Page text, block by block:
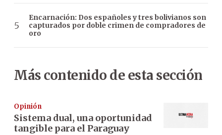
Encarnación: Dos españoles y tres bolivianos son
capturados por doble crimen de compradores de
oro
Más contenido de esta sección
Opinión
Sistema dual, una oportunidad
tangible para el Paraguay